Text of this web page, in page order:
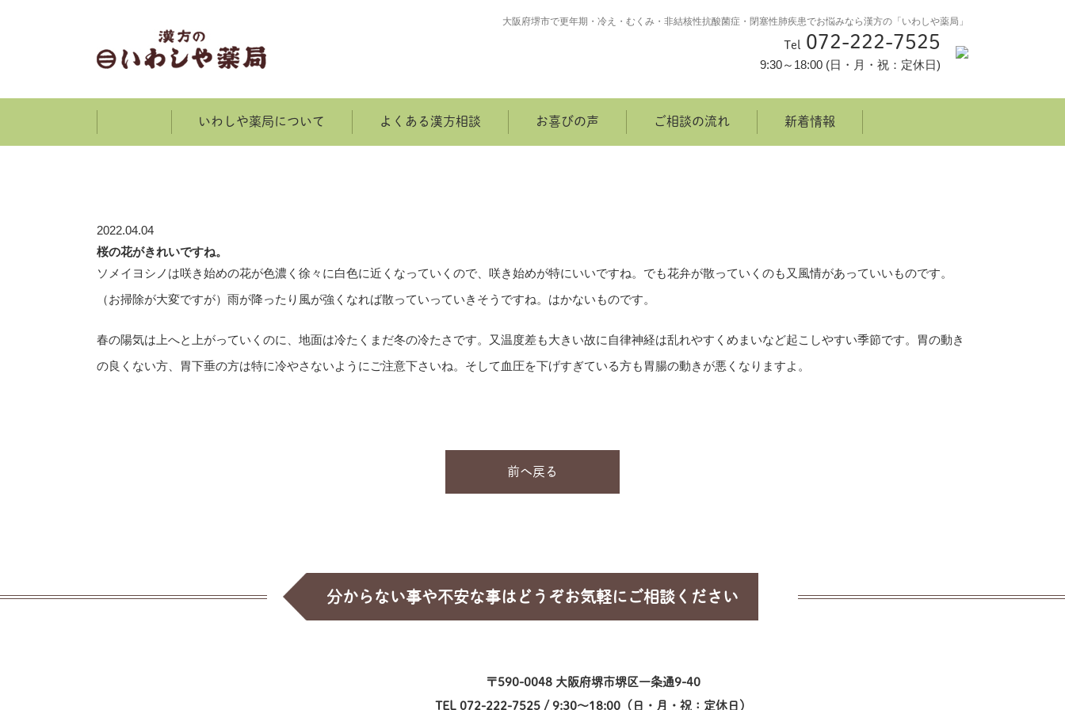
大阪府堺市で更年期・冷え・むくみ・非結核性抗酸菌症・閉塞性肺疾患でお悩みなら漢方の「いわしや薬局」
Tel 072-222-7525
9:30～18:00 (日・月・祝：定休日)
ホーム
いわしや薬局について よくある漢方相談 お喜びの声 ご相談の流れ 新着情報
2022.04.04
桜の花がきれいですね。
ソメイヨシノは咲き始めの花が色濃く徐々に白色に近くなっていくので、咲き始めが特にいいですね。でも花弁が散っていくのも又風情があっていいものです。
（お掃除が大変ですが）雨が降ったり風が強くなれば散っていっていきそうですね。はかないものです。
春の陽気は上へと上がっていくのに、地面は冷たくまだ冬の冷たさです。又温度差も大きい故に自律神経は乱れやすくめまいなど起こしやすい季節です。胃の動き
の良くない方、胃下垂の方は特に冷やさないようにご注意下さいね。そして血圧を下げすぎている方も胃腸の動きが悪くなりますよ。
前へ戻る
分からない事や不安な事はどうぞお気軽にご相談ください
〒590-0048 大阪府堺市堺区一条通9-40
TEL 072-222-7525 / 9:30～18:00（日・月・祝：定休日）